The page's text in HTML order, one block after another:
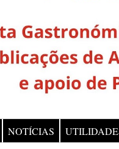
NOTÍCIAS